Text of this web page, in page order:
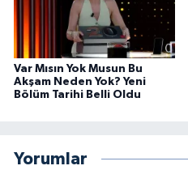
Var Mısın Yok Musun Bu
Akşam Neden Yok? Yeni
Bölüm Tarihi Belli Oldu
Yorumlar